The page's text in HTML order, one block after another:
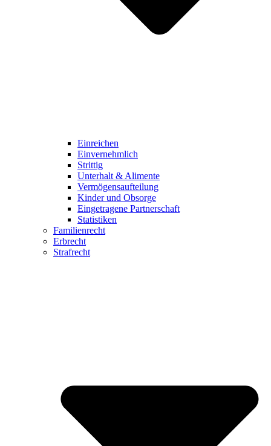
Einreichen
Einvernehmlich
Strittig
Unterhalt & Alimente
Vermögensaufteilung
Kinder und Obsorge
Eingetragene Partnerschaft
Statistiken
Familienrecht
Erbrecht
Strafrecht